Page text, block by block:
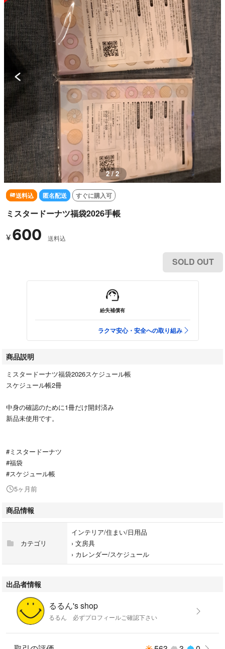
2 / 2
送料込 匿名配送 すぐに購入可
ミスタードーナツ福袋2026手帳
¥ 600 送料込
SOLD OUT
紛失補償有
ラクマ安心・安全への取り組み
商品説明
ミスタードーナツ福袋2026スケジュール帳
スケジュール帳2冊
中身の確認のために1冊だけ開封済み
新品未使用です。
#ミスタードーナツ
#福袋
#スケジュール帳
5ヶ月前
商品情報
カテゴリ
インテリア/住まい/日用品
› 文房具
› カレンダー/スケジュール
出品者情報
るるん's shop
るるん 必ずプロフィールご確認下さい